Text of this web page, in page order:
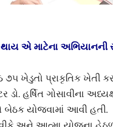
થાય એ માટેના અભિયાનની
૭૫ ખેડુતો પ્રાકૃતિક ખેતી
ડો. હર્ષિત ગોસાવીના
બેઠક યોજવામાં આવી હતી.